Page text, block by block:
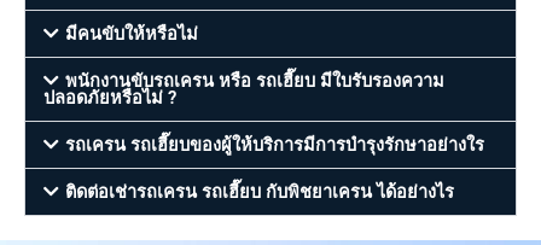
มีคนขับให้หรือไม่
พนักงานขับรถเครน หรือ รถเฮี๊ยบ มีใบรับรองความ
ปลอดภัยหรือไม่ ?
รถเครน รถเฮี๊ยบของผู้ให้บริการมีการบำรุงรักษาอย่างใร
ติดต่อเช่ารถเครน รถเฮี๊ยบ กับพิชยาเครน ได้อย่างไร